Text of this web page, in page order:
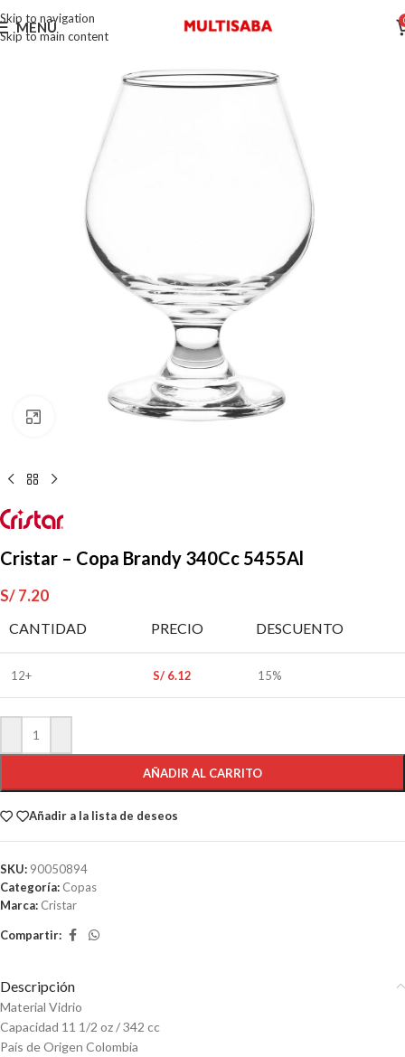
Skip to navigation
Skip to main content
MENÚ
Clic para ampliar
Cristar – Copa Brandy 340Cc 5455Al
S/7.20
CANTIDAD PRECIO DESCUENTO
12+ S/ 6.12 15%
AÑADIR AL CARRITO
Añadir a la lista de deseos
SKU: 90050894
Categoría: Copas
Marca: Cristar
Compartir:
Descripción
Material Vidrio
Capacidad 11 1/2 oz / 342 cc
País de Origen Colombia